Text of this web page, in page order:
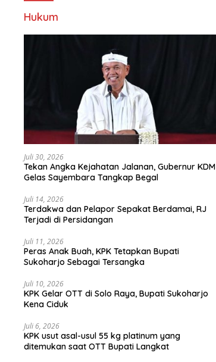
Hukum
Juli 30, 2026
Tekan Angka Kejahatan Jalanan, Gubernur KDM
Gelas Sayembara Tangkap Begal
Juli 14, 2026
Terdakwa dan Pelapor Sepakat Berdamai, RJ
Terjadi di Persidangan
Juli 11, 2026
Peras Anak Buah, KPK Tetapkan Bupati
Sukoharjo Sebagai Tersangka
Juli 10, 2026
KPK Gelar OTT di Solo Raya, Bupati Sukoharjo
Kena Ciduk
Juli 6, 2026
KPK usut asal-usul 55 kg platinum yang
ditemukan saat OTT Bupati Langkat